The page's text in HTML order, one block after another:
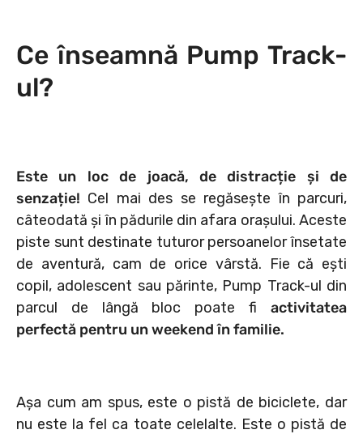
Ce înseamnă Pump Track-
ul?
Este un loc de joacă, de distracție și de
senzație! Cel mai des se regăsește în parcuri,
câteodată și în pădurile din afara orașului. Aceste
piste sunt destinate tuturor persoanelor însetate
de aventură, cam de orice vârstă. Fie că ești
copil, adolescent sau părinte, Pump Track-ul din
parcul de lângă bloc poate fi activitatea
perfectă pentru un weekend în familie.
Așa cum am spus, este o pistă de biciclete, dar
nu este la fel ca toate celelalte. Este o pistă de